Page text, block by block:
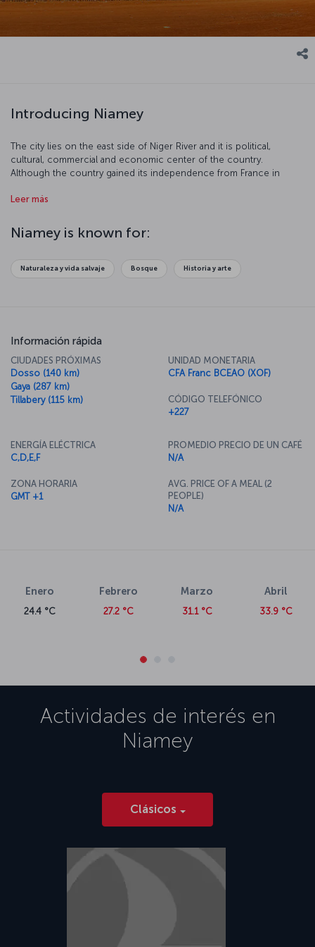
Introducing Niamey
The city lies on the east side of Niger River and it is political,
cultural, commercial and economic center of the country.
Although the country gained its independence from France in
an equatorial climate and we suggest you to visit the city between
warm. It would be useful to add that thunder squalls between June
and October may hinder daily life.
Leer más
Niamey is known for:
Naturaleza y vida salvaje Bosque Historia y arte
Información rápida
CIUDADES PRÓXIMAS
Dosso (140 km)
Gaya (287 km)
Tillabery (115 km)
UNIDAD MONETARIA
CFA Franc BCEAO (XOF)
CÓDIGO TELEFÓNICO
+227
ENERGÍA ELÉCTRICA
C,D,E,F
ZONA HORARIA
GMT +1
PROMEDIO PRECIO DE UN CAFÉ
N/A
AVG. PRICE OF A MEAL (2
PEOPLE)
N/A
Enero
24.4 °C
Febrero
27.2 °C
Marzo
31.1 °C
Abril
33.9 °C
Actividades de interés en
Niamey
Clásicos